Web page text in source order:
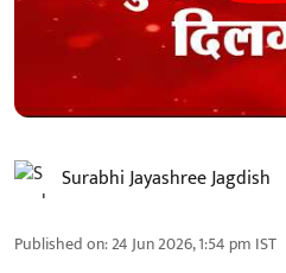
Surabhi Jayashree Jagdish
Published on:24 Jun 2026, 1:54 pm IST